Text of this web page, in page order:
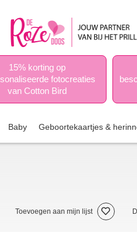
15% korting op
fotocreaties
van Cotton Bird
Baby Geboortekaartjes &
Toevoegen aan mijn lijst